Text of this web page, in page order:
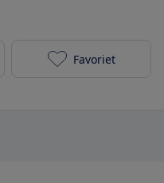
Dirt Devil
Favoriet